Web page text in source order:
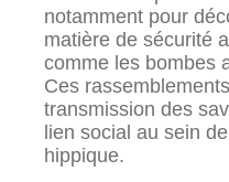
notamment pour
matière de sécurité
comme les bombes
Ces
transmission des
lien social au sein
hippique.